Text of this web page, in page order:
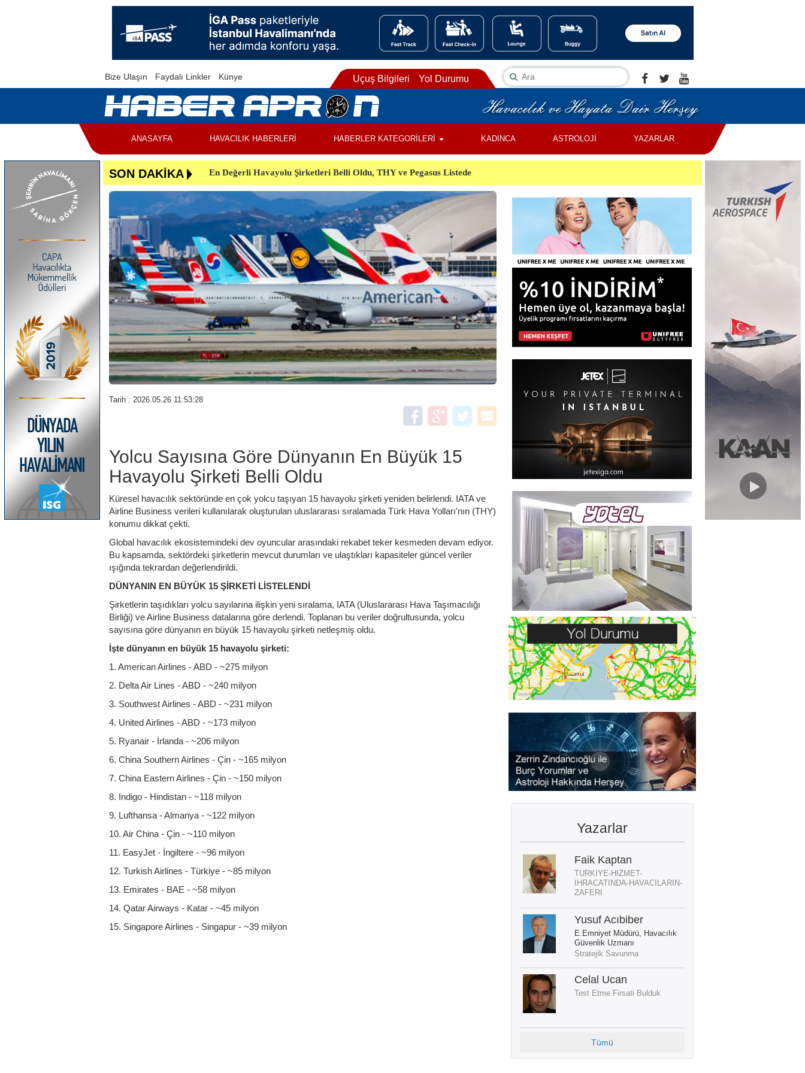
Bize Ulaşın Faydalı Linkler Künye Uçuş Bilgileri Yol Durumu
ANASAYFA HAVACILIK HABERLERİ HABERLER KATEGORİLERİ KADINCA ASTROLOJİ YAZARLAR
SON DAKİKA
En Değerli Havayolu Şirketleri Belli Oldu, THY ve Pegasus Listede
Yunanistan’da Orman Yangınında Görevli 2 Helikopter Havada Çarpıştı
Tarih : 2026.05.26 11:53:28
Yolcu Sayısına Göre Dünyanın En Büyük 15
Havayolu Şirketi Belli Oldu
Küresel havacılık sektöründe en çok yolcu taşıyan 15 havayolu şirketi yeniden belirlendi. IATA ve
Airline Business verileri kullanılarak oluşturulan uluslararası sıralamada Türk Hava Yolları'nın (THY)
konumu dikkat çekti.
Global havacılık ekosistemindeki dev oyuncular arasındaki rekabet teker kesmeden devam ediyor.
Bu kapsamda, sektördeki şirketlerin mevcut durumları ve ulaştıkları kapasiteler güncel veriler
ışığında tekrardan değerlendirildi.
DÜNYANIN EN BÜYÜK 15 ŞİRKETİ LİSTELENDİ
Şirketlerin taşıdıkları yolcu sayılarına ilişkin yeni sıralama, IATA (Uluslararası Hava Taşımacılığı
Birliği) ve Airline Business datalarına göre derlendi. Toplanan bu veriler doğrultusunda, yolcu
sayısına göre dünyanın en büyük 15 havayolu şirketi netleşmiş oldu.
İşte dünyanın en büyük 15 havayolu şirketi:
1. American Airlines - ABD - ~275 milyon
2. Delta Air Lines - ABD - ~240 milyon
3. Southwest Airlines - ABD - ~231 milyon
4. United Airlines - ABD - ~173 milyon
5. Ryanair - İrlanda - ~206 milyon
6. China Southern Airlines - Çin - ~165 milyon
7. China Eastern Airlines - Çin - ~150 milyon
8. Indigo - Hindistan - ~118 milyon
9. Lufthansa - Almanya - ~122 milyon
10. Air China - Çin - ~110 milyon
11. EasyJet - İngiltere - ~96 milyon
12. Turkish Airlines - Türkiye - ~85 milyon
13. Emirates - BAE - ~58 milyon
14. Qatar Airways - Katar - ~45 milyon
15. Singapore Airlines - Singapur - ~39 milyon
Yazarlar
Faik Kaptan
TURKIYE-HIZMET-
IHRACATINDA-HAVACILARIN-
ZAFERI
Yusuf Acıbiber
E.Emniyet Müdürü, Havacılık
Güvenlik Uzmanı
Stratejik Savunma
Celal Ucan
Test Etme Firsati Bulduk
Tümü